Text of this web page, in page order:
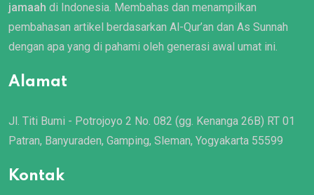
jamaah di Indonesia. Membahas dan menampilkan
pembahasan artikel berdasarkan Al-Qur’an dan As Sunnah
dengan apa yang di pahami oleh generasi awal umat ini.
Alamat
Jl. Titi Bumi - Potrojoyo 2 No. 082 (gg. Kenanga 26B) RT 01
Patran, Banyuraden, Gamping, Sleman, Yogyakarta 55599
Kontak